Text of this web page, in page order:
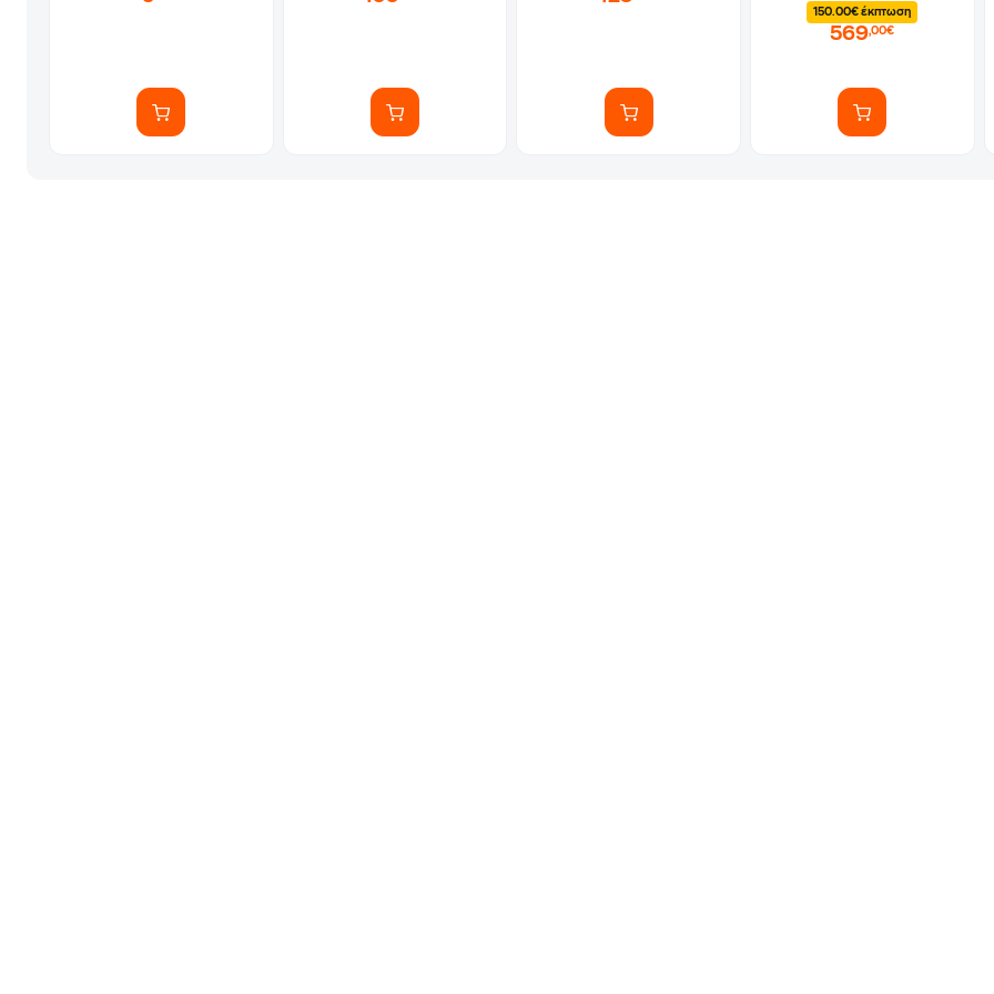
150.00€ έκπτωση
569,00€